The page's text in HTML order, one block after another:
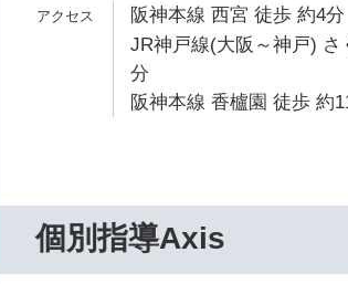
阪神本線 西宮 徒歩 約4分
JR神戸線(大阪～神戸) さ
分
阪神本線 香櫨園 徒歩 約
個別指導Axis